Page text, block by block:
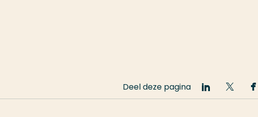
Deel deze pagina
Deel
op
Deel
op